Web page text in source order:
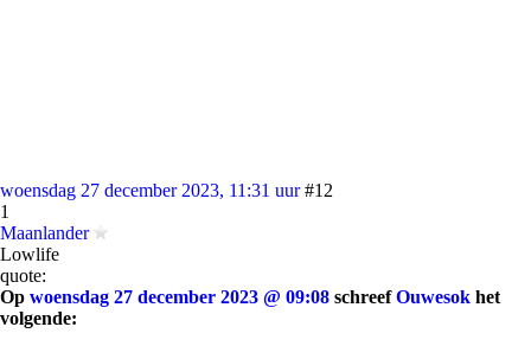
woensdag 27 december 2023, 11:31 uur #12
1
Maanlander
Lowlife
quote:
Op woensdag 27 december 2023 @ 09:08 schreefOuwesok het
volgende: